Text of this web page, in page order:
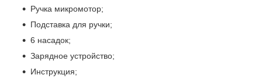
Ручка микромотор;
Подставка для ручки;
6 насадок;
Зарядное устройство;
Инструкция;